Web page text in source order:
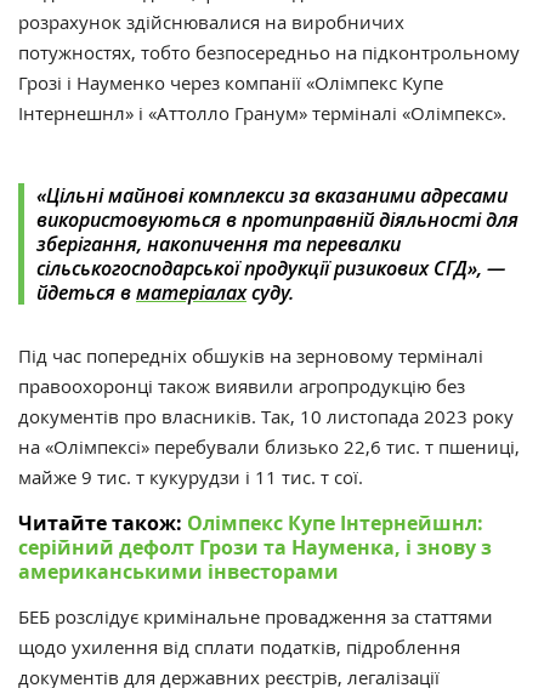
розрахунок здійснювалися на виробничих
потужностях, тобто безпосередньо на підконтрольному
Грозі і Науменко через компанії «Олімпекс Купе
Інтернешнл» і «Аттолло Гранум» терміналі «Олімпекс».
«Цільні майнові комплекси за вказаними адресами
використовуються в протиправній діяльності для
зберігання, накопичення та перевалки
сільськогосподарської продукції ризикових СГД», —
йдеться вматеріалахсуду.
Під час попередніх обшуків на зерновому терміналі
правоохоронці також виявили агропродукцію без
документів про власників. Так, 10 листопада 2023 року
на «Олімпексі» перебували близько 22,6 тис. т пшениці,
майже 9 тис. т кукурудзи і 11 тис. т сої.
Читайте також: Олімпекс Купе Інтернейшнл:
серійний дефолт Грози та Науменка, і знову з
американськими інвесторами
БЕБ розслідує кримінальне провадження за статтями
щодо ухилення від сплати податків, підроблення
документів для державних реєстрів, легалізації